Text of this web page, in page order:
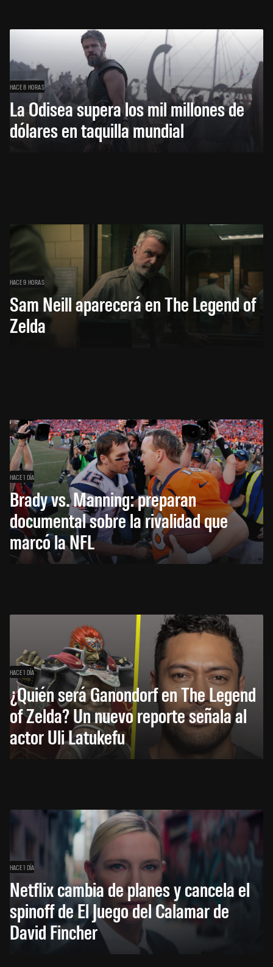
HACE 8 HORAS
La Odisea supera los mil millones de
dólares en taquilla mundial
HACE 9 HORAS
Sam Neill aparecerá en The Legend of
Zelda
HACE 1 DÍA
Brady vs. Manning: preparan
documental sobre la rivalidad que
marcó la NFL
HACE 1 DÍA
¿Quién será Ganondorf en The Legend
of Zelda? Un nuevo reporte señala al
actor Uli Latukefu
HACE 1 DÍA
Netflix cambia de planes y cancela el
spinoff de El Juego del Calamar de
David Fincher